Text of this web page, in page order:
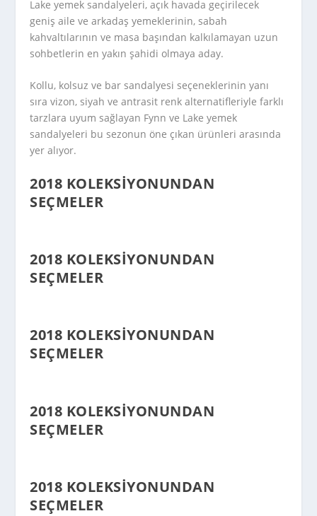
Lake yemek sandalyeleri, açık havada geçirilecek
geniş aile ve arkadaş yemeklerinin, sabah
kahvaltılarının ve masa başından kalkılamayan uzun
sohbetlerin en yakın şahidi olmaya aday.
Kollu, kolsuz ve bar sandalyesi seçeneklerinin yanı
sıra vizon, siyah ve antrasit renk alternatifleriyle farklı
tarzlara uyum sağlayan Fynn ve Lake yemek
sandalyeleri bu sezonun öne çıkan ürünleri arasında
yer alıyor.
2018 KOLEKSIYONUNDAN
SEÇMELER
2018 KOLEKSIYONUNDAN
SEÇMELER
2018 KOLEKSIYONUNDAN
SEÇMELER
2018 KOLEKSIYONUNDAN
SEÇMELER
2018 KOLEKSIYONUNDAN
SEÇMELER